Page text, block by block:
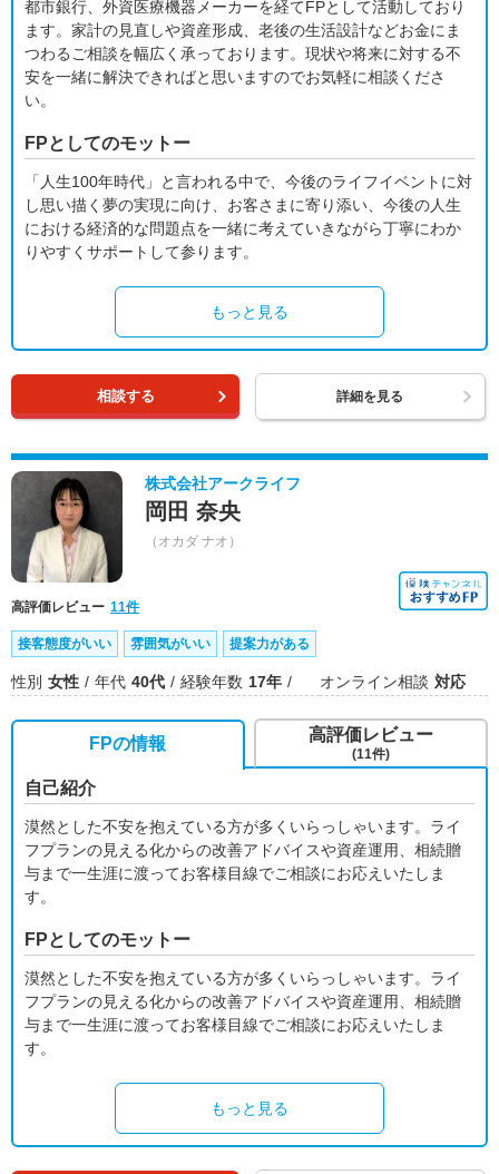
都市銀行、外資医療機器メーカーを経てFPとして活動しており
ます。家計の見直しや資産形成、老後の生活設計などお金にま
つわるご相談を幅広く承っております。現状や将来に対する不
安を一緒に解決できればと思いますのでお気軽に相談くださ
い。
FPとしてのモットー
「人生100年時代」と言われる中で、今後のライフイベントに対
し思い描く夢の実現に向け、お客さまに寄り添い、今後の人生
における経済的な問題点を一緒に考えていきながら丁寧にわか
りやすくサポートして参ります。
もっと見る
相談する 詳細を見る
株式会社アークライフ
岡田 奈央
（オカダ ナオ）
高評価レビュー 11件
接客態度がいい 雰囲気がいい 提案力がある
性別 女性 年代 40代 経験年数 17年 オンライン相談 対応
FPの情報
自己紹介
漠然とした不安を抱えている方が多くいらっしゃいます。ライ
フプランの見える化からの改善アドバイスや資産運用、相続贈
与まで一生涯に渡ってお客様目線でご相談にお応えいたしま
す。
FPとしてのモットー
漠然とした不安を抱えている方が多くいらっしゃいます。ライ
フプランの見える化からの改善アドバイスや資産運用、相続贈
与まで一生涯に渡ってお客様目線でご相談にお応えいたしま
す。
もっと見る
高評価レビュー
(11件)